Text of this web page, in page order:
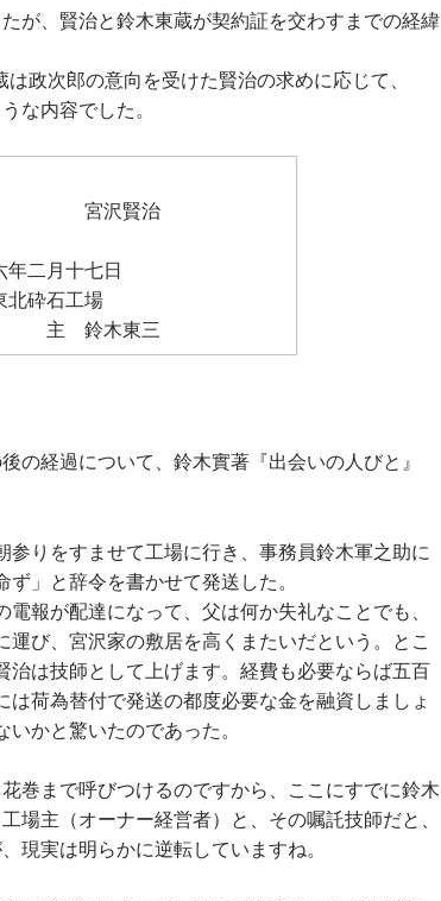
が、賢治と鈴木東蔵が契約証を交わすまでの経緯
政次郎の意向を受けた賢治の求めに応じて、
な内容でした。
治
七日
場
東三
の経過について、鈴木實著『出会いの人びと』
りをすませて工場に行き、事務員鈴木軍之助に
」と辞令を書かせて発送した。
報が配達になって、父は何か失礼なことでも、
運び、宮沢家の敷居を高くまたいだという。とこ
治は技師として上げます。経費も必要ならば五百
は荷為替付で発送の都度必要な金を融資しましょ
かと驚いたのであった。
巻まで呼びつけるのですから、ここにすでに鈴木
場主（オーナー経営者）と、その嘱託技師だと、
現実は明らかに逆転していますね。